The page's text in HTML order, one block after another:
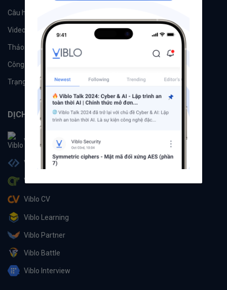
Câu hỏi
Videos Tác giả
Thảo luận
Công cụ
Trạng thái hệ thống
DỊCH VỤ
Viblo
Viblo Code
Viblo CTF
Viblo CV
Viblo Learning
Viblo Partner
Viblo Battle
Viblo Interview